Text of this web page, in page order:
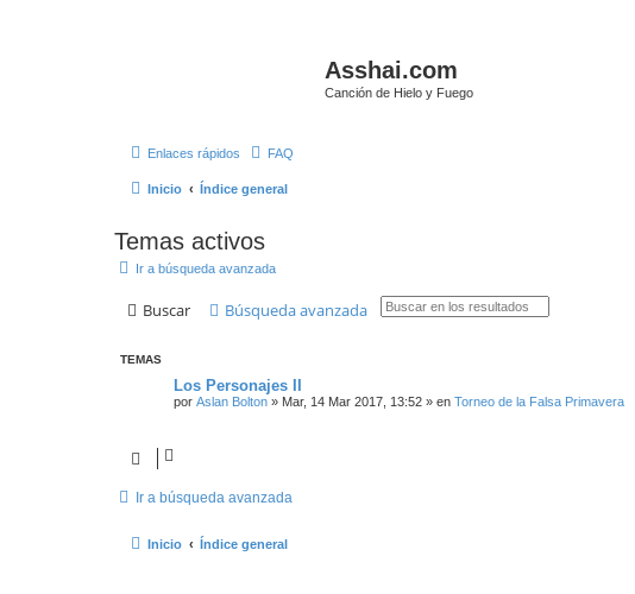
Asshai.com
Canción de Hielo y Fuego
Enlaces rápidos FAQ
Inicio Índice general
Temas activos
Ir a búsqueda avanzada
Buscar Búsqueda avanzada
TEMAS
Los Personajes II
por Aslan Bolton » Mar, 14 Mar 2017, 13:52 » en Torneo de la Falsa Primavera
Ir a búsqueda avanzada
Inicio Índice general